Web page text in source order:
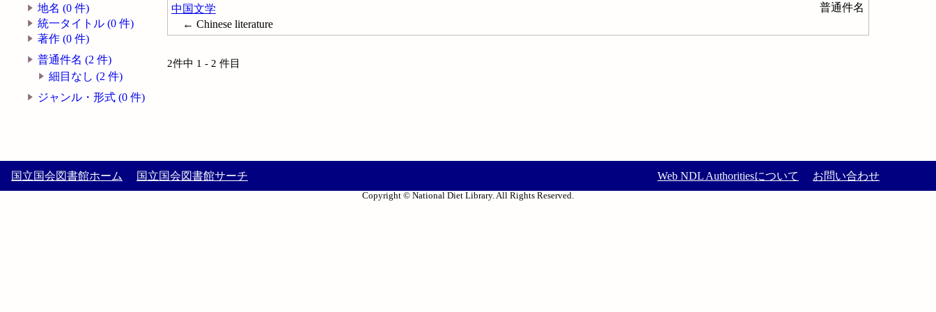
地名 (0 件)
統一タイトル (0 件)
著作 (0 件)
普通件名 (2 件)
細目なし (2 件)
ジャンル・形式 (0 件)
中国文学
普通件名
← Chinese literature
2件中 1 - 2 件目
国立国会図書館ホーム 国立国会図書館サーチ Web NDL Authoritiesについて お問い合わせ
Copyright © National Diet Library. All Rights Reserved.